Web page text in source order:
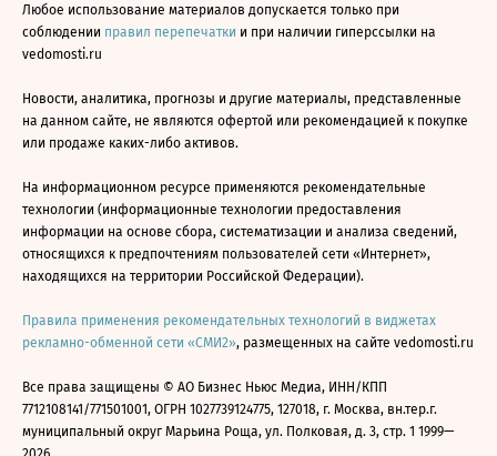
Любое использование материалов допускается только при
соблюдении правил перепечатки и при наличии гиперссылки на
vedomosti.ru
Новости, аналитика, прогнозы и другие материалы, представленные
на данном сайте, не являются офертой или рекомендацией к покупке
или продаже каких-либо активов.
На информационном ресурсе применяются рекомендательные
технологии (информационные технологии предоставления
информации на основе сбора, систематизации и анализа сведений,
относящихся к предпочтениям пользователей сети «Интернет»,
находящихся на территории Российской Федерации).
Правила применения рекомендательных технологий в виджетах
рекламно-обменной сети «СМИ2», размещенных на сайте vedomosti.ru
Все права защищены © АО Бизнес Ньюс Медиа, ИНН/КПП
7712108141/771501001, ОГРН 1027739124775, 127018, г. Москва, вн.тер.г.
муниципальный округ Марьина Роща, ул. Полковая, д. 3, стр. 1 1999—